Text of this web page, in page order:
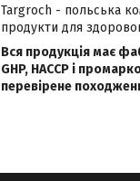
Targroch - польська
продукти для
Вся продукція має
GHP, HACCP і
перевірене